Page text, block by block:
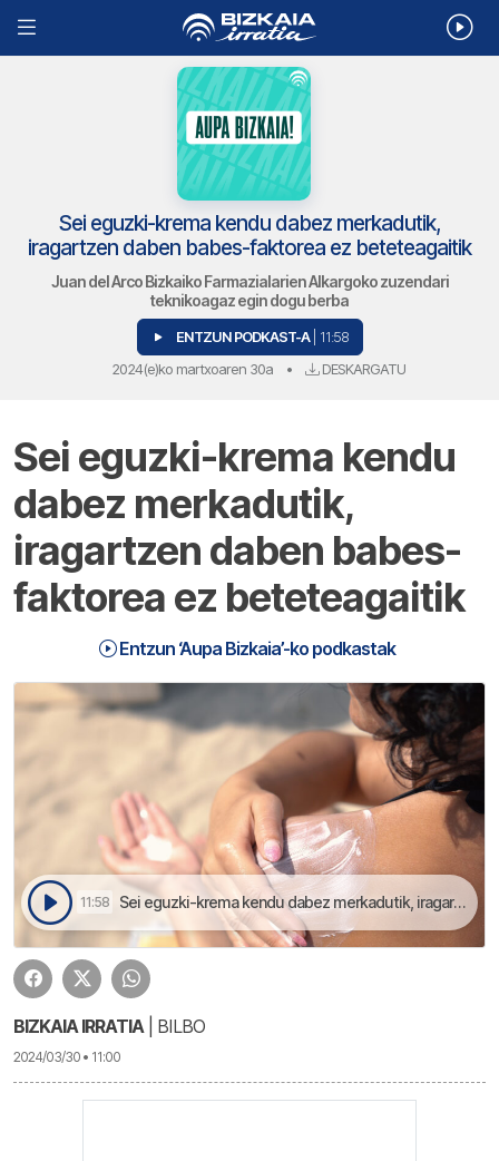
Sei eguzki-krema kendu dabez merkadutik,
iragartzen daben babes-faktorea ez beteteagaitik
Juan del Arco Bizkaiko Farmazialarien Alkargoko zuzendari
teknikoagaz egin dogu berba
ENTZUN PODKAST-A | 11:58
2024(e)ko martxoaren 30a • DESKARGATU
Sei eguzki-krema kendu
dabez merkadutik,
iragartzen daben babes-
faktorea ez beteteagaitik
Entzun ‘Aupa Bizkaia’-ko podkastak
11:58 Sei eguzki-krema kendu dabez merkadutik, iragartzen daben babes-faktorea ez beteteagaitik | Aupa Bizkaia
BIZKAIA IRRATIA| BILBO
2024/03/30 • 11:00